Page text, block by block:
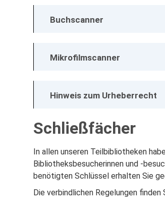
Buchscanner
Mikrofilmscanner
Hinweis zum Urheberrecht
Schließfächer
In allen unseren Teilbibliotheken
Bibliotheksbesucherinnen und -
benötigten Schlüssel erhalten Sie
Die verbindlichen Regelungen finden